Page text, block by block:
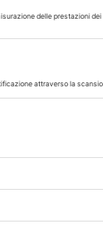
integrato
di litio,